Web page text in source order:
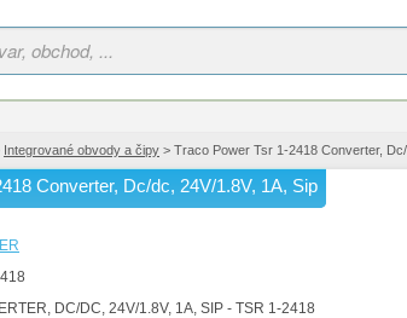
Integrované obvody a čipy > Traco Power Tsr 1-2418 Converter,
Converter, Dc/dc, 24V/1.8V, 1A, Sip
DC/DC, 24V/1.8V, 1A, SIP - TSR 1-2418